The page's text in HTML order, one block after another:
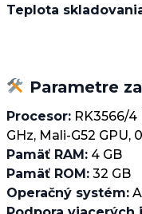
Teplota
Parametre
Procesor: RK3566/4
GHz, Mali-G52 GPU,
Pamäť RAM: 4 GB
Pamäť ROM: 32 GB
Operačný systém: